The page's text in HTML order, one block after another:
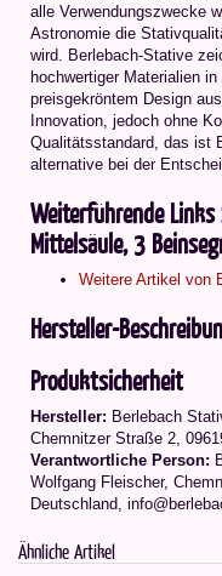
alle Verwendungszwecke
Astronomie die
wird. Berlebach-Stative
hochwertiger Materialien
preisgekröntem Design
Innovation, jedoch ohne
Qualitätsstandard, das ist
alternative bei der
Weiterführende
Mittelsäule, 3
Weitere Artikel von
Hersteller-
Produktsicherheit
Hersteller: Berlebach
Chemnitzer Straße 2,
Verantwortliche Person:
Wolfgang Fleischer,
Deutschland,
Ähnliche Artikel